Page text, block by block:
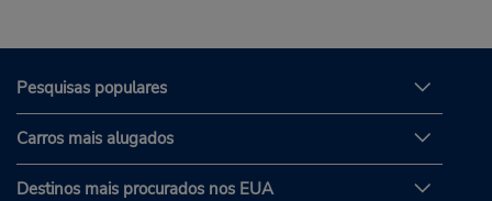
Pesquisas populares
Carros mais alugados
Destinos mais procurados nos EUA